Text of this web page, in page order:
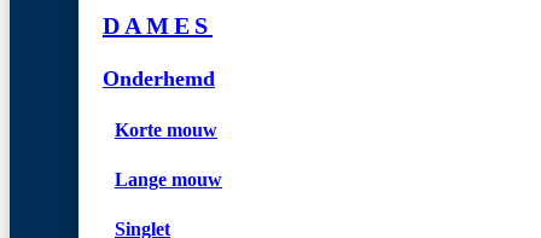
DAMES
Onderhemd
Korte mouw
Lange mouw
Singlet